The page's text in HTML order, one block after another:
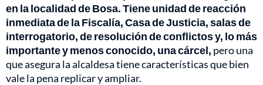
en la localidad de Bosa. Tiene unidad de reacción
inmediata de la Fiscalía, Casa de Justicia, salas de
interrogatorio, de resolución de conflictos y, lo más
importante y menos conocido, una cárcel, pero una
que asegura la alcaldesa tiene características que bien
vale la pena replicar y ampliar.